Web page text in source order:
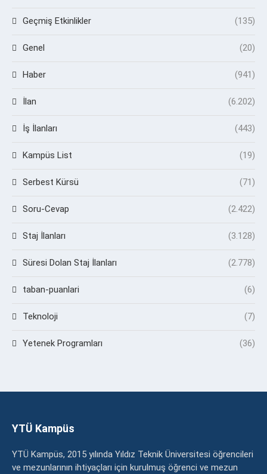
Geçmiş Etkinlikler (135)
Genel (20)
Haber (941)
İlan (6.202)
İş İlanları (443)
Kampüs List (19)
Serbest Kürsü (71)
Soru-Cevap (2.422)
Staj İlanları (3.128)
Süresi Dolan Staj İlanları (2.778)
taban-puanlari (6)
Teknoloji (7)
Yetenek Programları (36)
YTÜ Kampüs
YTÜ Kampüs, 2015 yılında Yıldız Teknik Üniversitesi öğrencileri
ve mezunlarının ihtiyaçları için kurulmuş öğrenci ve mezun